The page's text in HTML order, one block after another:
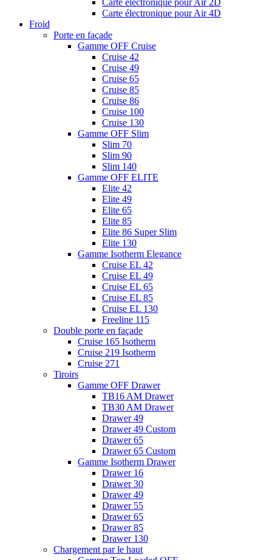
Carte électronique pour Air 2D
Carte électronique pour Air 4D
Froid
Porte en façade
Gamme OFF Cruise
Cruise 42
Cruise 49
Cruise 65
Cruise 85
Cruise 86
Cruise 100
Cruise 130
Gamme OFF Slim
Slim 70
Slim 90
Slim 140
Gamme OFF ELITE
Elite 42
Elite 49
Elite 65
Elite 85
Elite 86 Super Slim
Elite 130
Gamme Isotherm Elegance
Cruise EL 42
Cruise EL 49
Cruise EL 65
Cruise EL 85
Cruise EL 130
Freeline 115
Double porte en façade
Cruise 165 Isotherm
Cruise 219 Isotherm
Cruise 271
Tiroirs
Gamme OFF Drawer
TB16 AM Drawer
TB30 AM Drawer
Drawer 49
Drawer 49 Custom
Drawer 65
Drawer 65 Custom
Gamme Isotherm Drawer
Drawer 16
Drawer 30
Drawer 49
Drawer 55
Drawer 65
Drawer 85
Drawer 130
Chargement par le haut